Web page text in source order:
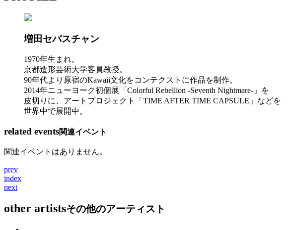
増田セバスチャン
1970年生まれ。
京都造形芸術大学客員教授。
90年代より原宿のKawaii文化をコンテクストに作品を制作。
2014年ニューヨーク初個展「Colorful Rebellion -Seventh Nightmare-」を
皮切りに、アートプロジェクト「TIME AFTER TIME CAPSULE」などを
世界中で展開中。
related events関連イベント
関連イベントはありません。
prev
index
next
other artistsその他のアーティスト